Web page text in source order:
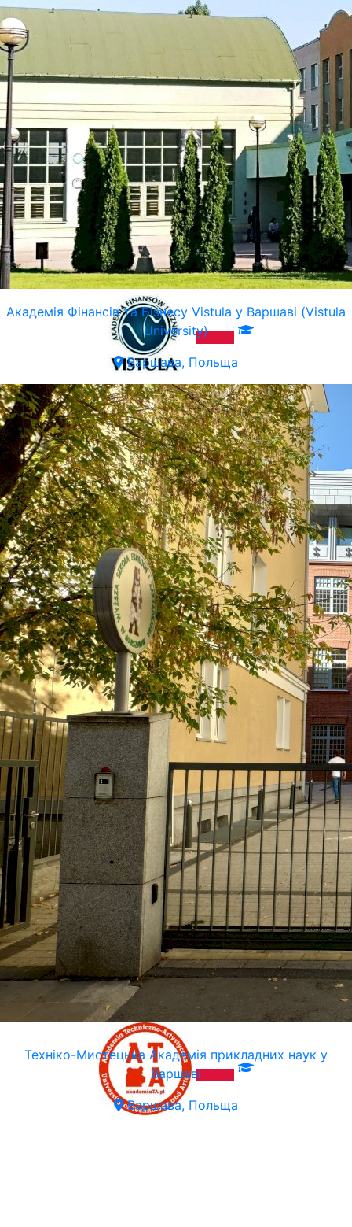
Академія Фінансів та Бізнесу Vistula у Варшаві (Vistula
University)
Варшава, Польща
Техніко-Мистецька Академія прикладних наук у
Варшаві
Варшава, Польща